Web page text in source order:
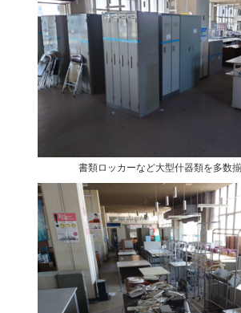
書類ロッカーなど大型什器類を多数